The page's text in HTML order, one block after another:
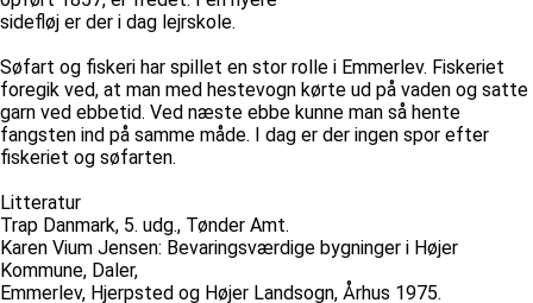
sidefløj er der i dag lejrskole.
Søfart og fiskeri har spillet en stor rolle i Emmerlev. Fiskeriet
foregik ved, at man med hestevogn kørte ud på vaden og satte
garn ved ebbetid. Ved næste ebbe kunne man så hente
fangsten ind på samme måde. I dag er der ingen spor efter
fiskeriet og søfarten.
Litteratur
Trap Danmark, 5. udg., Tønder Amt.
Karen Vium Jensen: Bevaringsværdige bygninger i Højer
Kommune, Daler,
Emmerlev, Hjerpsted og Højer Landsogn, Århus 1975.